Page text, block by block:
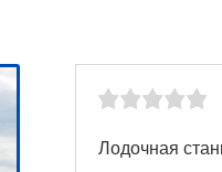
Лодочная